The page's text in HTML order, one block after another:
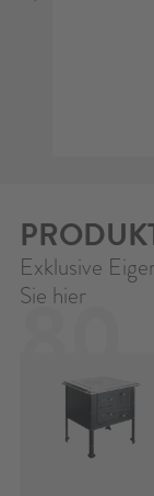
Exklusive
Sie hier
80